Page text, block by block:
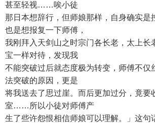
甚至轻视……唉小徒
那日本想辞行，但师娘那样，自身确实是
也是想报复一下师傅，
我刚拜入天剑山之时宗门各长老，太上长
宝一样对待，发现我
不能突破过后就态度极为转变，师傅不仅
法突破的原因，更是
将我送去了思过崖。而后更加过分，竟要
室……所以小徒对师傅产
生了些许怨恨相信师娘可以理解。」这句